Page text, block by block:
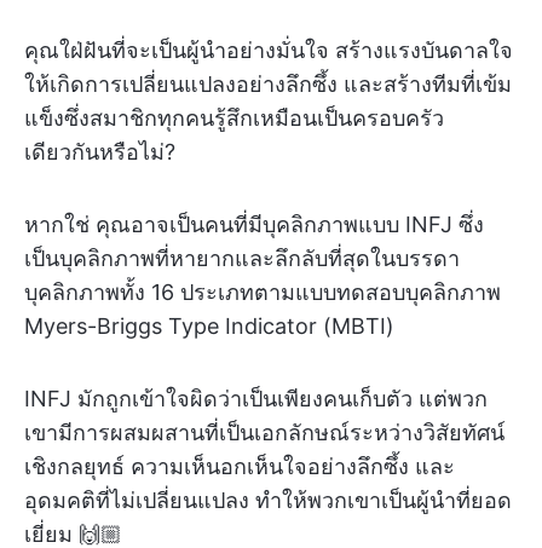
คุณใฝ่ฝันที่จะเป็นผู้นำอย่างมั่นใจ สร้างแรงบันดาลใจ
ให้เกิดการเปลี่ยนแปลงอย่างลึกซึ้ง และสร้างทีมที่เข้ม
แข็งซึ่งสมาชิกทุกคนรู้สึกเหมือนเป็นครอบครัว
เดียวกันหรือไม่?
หากใช่ คุณอาจเป็นคนที่มีบุคลิกภาพแบบ INFJ ซึ่ง
เป็นบุคลิกภาพที่หายากและลึกลับที่สุดในบรรดา
บุคลิกภาพทั้ง 16 ประเภทตามแบบทดสอบบุคลิกภาพ
Myers-Briggs Type Indicator (MBTI)
INFJ มักถูกเข้าใจผิดว่าเป็นเพียงคนเก็บตัว แต่พวก
เขามีการผสมผสานที่เป็นเอกลักษณ์ระหว่างวิสัยทัศน์
เชิงกลยุทธ์ ความเห็นอกเห็นใจอย่างลึกซึ้ง และ
อุดมคติที่ไม่เปลี่ยนแปลง ทำให้พวกเขาเป็นผู้นำที่ยอด
เยี่ยม 🙌🏼